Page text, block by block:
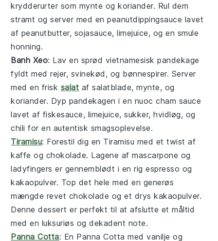
krydderurter som mynte ogkoriander. Rul dem
stramt og server med enpeanutdippingsauce lavet
af peanutbutter, sojasauce,limejuice, og en smule
honning.
Banh Xeo: Lav en sprød vietnamesisk pandekage
fyldt medrejer, svinekød , og bønnespirer. Server
med en frisk salat afsalatblade,mynte, og
koriander. Dyp pandekagen i en nuoc cham sauce
lavet af fiskesauce, limejuice,sukker,hvidløg, og
chili for en autentisk smagsoplevelse.
Tiramisu: Forestil dig en Tiramisu med et twist af
kaffe og chokolade. Lagene afmascarpone og
ladyfingers er gennemblødt i en rigespresso og
kakaopulver. Top det hele med en generøs
mængde revet chokolade og et dryskakaopulver.
Denne dessert er perfekt til at afslutte et måltid
med en luksuriøs og dekadent note.
Panna Cotta: En Panna Cotta medvanilje og